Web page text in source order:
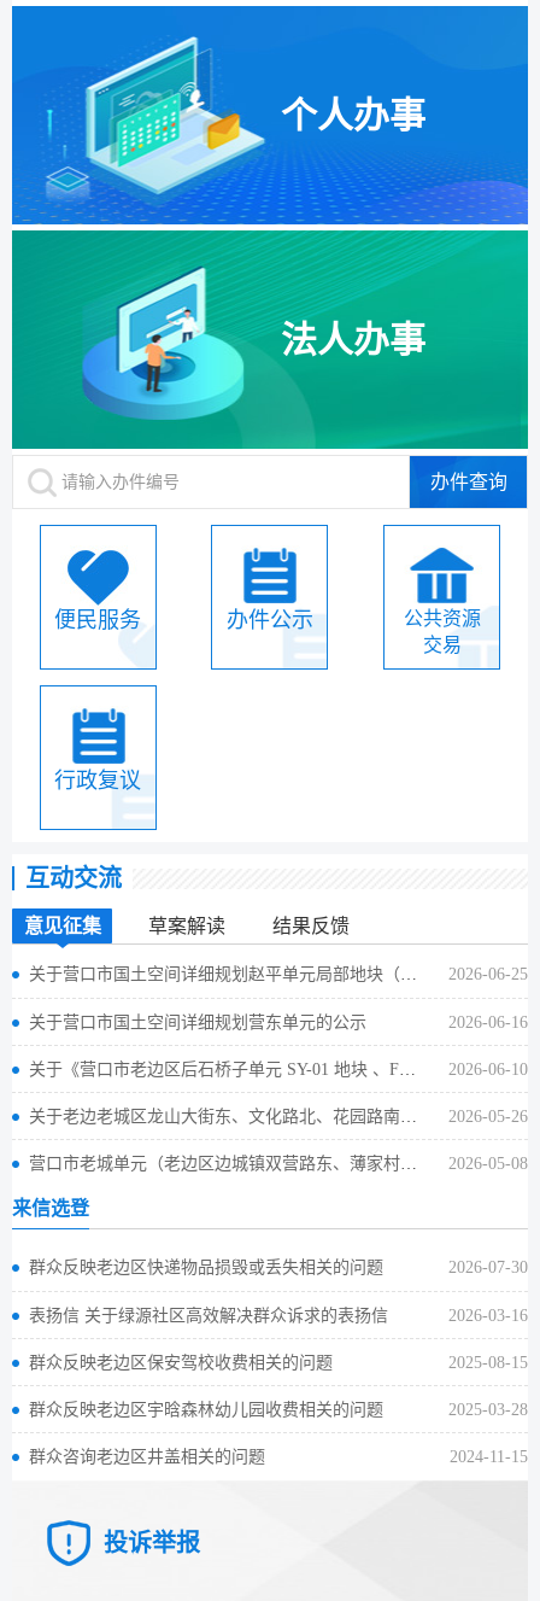
个人办事
公共安全
知识产权
文化体育
法人办事
医疗卫生
安全生产 文体教育
档案文物
请输入办件编号 办件查询
便民服务 办件公示
公共资源
交易
行政复议
互动交流
意见征集 草案解读 结果反馈
关于营口市国土空间详细规划赵平单元局部地块（五矿矿业地块）的公示 2026-06-25
关于营口市国土空间详细规划营东单元的公示 2026-06-16
关于《营口市老边区后石桥子单元 SY-01 地块 、F-01 地块、 F-03 地块、前石桥子单元 F- 02 地块国土空间详细规划》的公示 2026-06-10
关于老边老城区龙山大街东、文化路北、花园路南地块用地性质调整的公示 2026-05-26
营口市老城单元（老边区边城镇双营路东、薄家村东地块） 国土空间详细规划的公示 2026-05-08
来信选登
群众反映老边区快递物品损毁或丢失相关的问题 2026-07-30
表扬信 关于绿源社区高效解决群众诉求的表扬信 2026-03-16
群众反映老边区保安驾校收费相关的问题 2025-08-15
群众反映老边区宇晗森林幼儿园收费相关的问题 2025-03-28
群众咨询老边区井盖相关的问题 2024-11-15
投诉举报